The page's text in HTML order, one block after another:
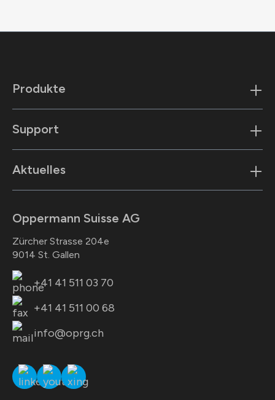
Oppermann Suisse AG
Zürcher Strasse 204e
9014 St. Gallen
+41 41 511 03 70
+41 41 511 00 68
info@oprg.ch
Produkte
Support
Aktuelles